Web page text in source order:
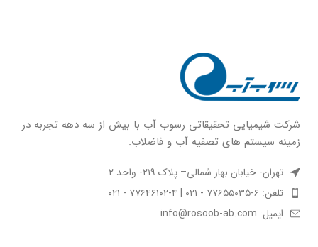
شركت شيميايى تحقیقاتی رسوب آب با بيش از سه دهه تجربه در
زمينه سيستم هاى تصفيه آب و فاضلاب.
تهران- خیابان بهار شمالی– پلاک ۲۱۹- واحد ۲
تلفن: ۶-۷۷۶۵۵۰۳۵ - ۰۲۱ | ۴-۷۷۶۴۶۱۰۲ - ۰۲۱
ایمیل: info@rosoob-ab.com